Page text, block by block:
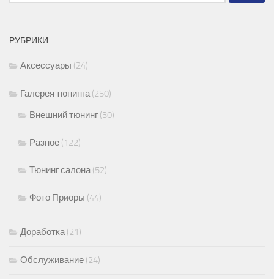
РУБРИКИ
Аксессуары (24)
Галерея тюнинга(250)
Внешний тюнинг (30)
Разное (122)
Тюнинг салона(52)
Фото Приоры (44)
Доработка(21)
Обслуживание (24)